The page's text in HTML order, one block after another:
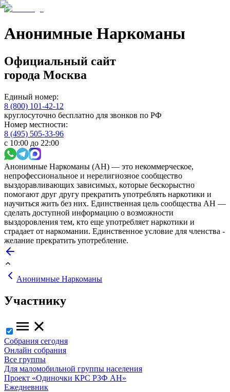
Анонимные Наркоманы
Официальный сайт
города Москва
Единый номер:
8 (800) 101-42-12
круглосуточно бесплатно для звонков по РФ
Номер местности:
8 (495) 505-33-96
с 10:00 до 22:00
Анонимные Наркоманы (АН) — это некоммерческое,
непрофессиональное и нерелигиозное сообщество
выздоравливающих зависимых, которые бескорыстно
помогают друг другу прекратить употреблять наркотики и
научиться жить без них. Единственная цель сообщества АН —
сделать доступной информацию о возможности
выздоровления тем, кто еще употребляет наркотики и
страдает от наркомании. Единственное условие для членства -
желание прекратить употребление.
Анонимные Наркоманы
Участнику
Собрания сегодня
Онлайн собрания
Все группы
Для маломобильной группы населения
Проект «Одиночки КРС РЗФ АН»
Ежедневник